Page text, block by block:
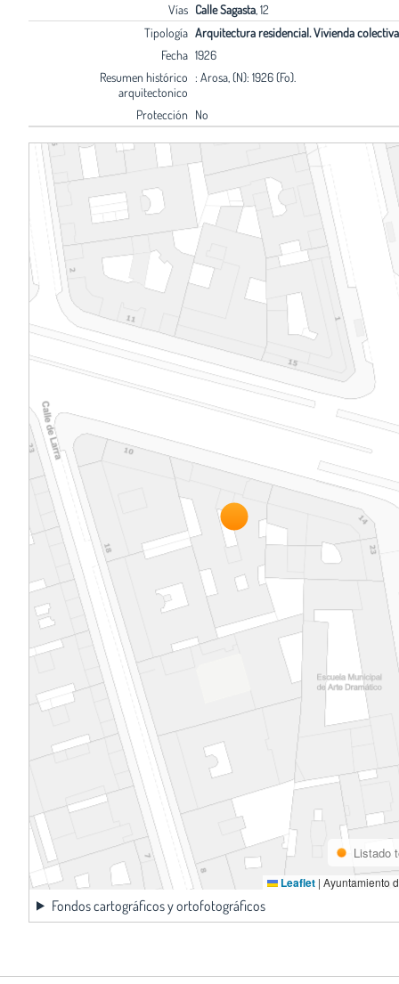
Vías Calle Sagasta, 12
Tipología Arquitectura residencial. Vivienda colectiva
Fecha 1926
Resumen histórico
arquitectonico
: Arosa, (N): 1926 (Fo).
Protección No
Listado
Leaflet | Ayuntamiento
Fondos cartográficos y ortofotográficos